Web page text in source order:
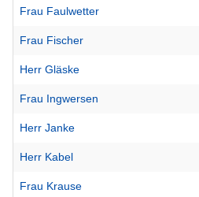
Frau Faulwetter
Frau Fischer
Herr Gläske
Frau Ingwersen
Herr Janke
Herr Kabel
Frau Krause